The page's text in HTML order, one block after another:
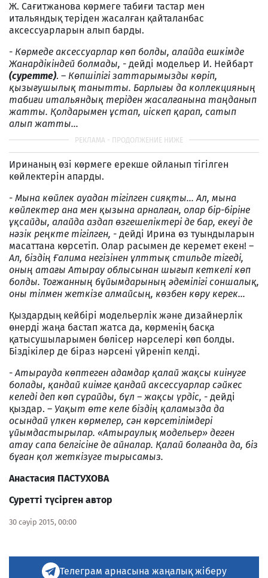
Ж. Сағитжанова көрмеге табиғи тастар мен
итальяндық теріден жасалған қайталанбас
аксессуарларын алып барды.
- Көрмеде аксессуарлар көп болды, алайда ешкімде
Жанардікіндей болмады, - дейді модельер И. Нейбарт
(суретте). – Көпшілігі заттарымызды көріп,
қызығушылық танытты. Барлығы да коллекцияның
табиғи итальяндық теріден жасалғанына таңданып
жатты. Қолдарымен ұстап, иіскеп қарап, сатып
алып жатты...
Иринаның өзі көрмеге ерекше ойланып тігілген
көйлектерін апарды.
- Мына көйлек ауадан тігілген сияқты... Ал, мына
көйлектер ана мен қызына арналған, олар бір-біріне
ұқсайды, алайда аздап өзгешеліктері де бар, екеуі де
нәзік реңкте тігілген, - дейді Ирина өз туындыларын
масаттана көрсетіп. Олар расымен де керемет екен! –
Ал, біздің Ғалима негізінен ұлттық стильде тігеді,
оның атағы Атырау облысынан шығып кеткелі көп
болды. Тоғжанның бұйымдарының әдемілігі соншалық,
оны тілмен жеткізе алмайсың, көзбен көру керек...
Қыздардың кейбірі модельерлік және дизайнерлік
өнерді жаңа бастап жатса да, көрменің басқа
қатысушыларымен бөлісер нәрселері көп болды.
Біздікілер де біраз нәрсені үйреніп келді.
-Атырауда көптеген адамдар қалай жақсы киінуге
болады, қандай киімге қандай аксессуарлар сәйкес
келеді деп көп сұрайды, бұл – жақсы үрдіс, - дейді
қыздар. – Уақыт өте келе біздің қаламызда да
осындай үлкен көрмелер, сән көрсетілімдері
ұйымдастырылар. «Атыраулық модельер» деген
атау сапа белгісіне де айналар. Қалай болғанда да, біз
бұған қол жеткізуге тырысамыз.
Анастасия ПАСТУХОВА
Суретті түсірген автор
30 сәуір 2015, 00:00
Телеграм арнасына жаңалық жіберу